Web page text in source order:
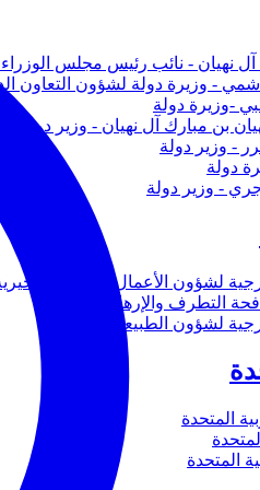
نهيان - نائب رئيس مجلس الوزراء
- وزيرة دولة لشؤون التعاون
-وزيرة دولة
بن مبارك آل نهيان - وزير دولة
- وزير دولة
دولة
- وزير دولة
لشؤون الأعمال والأعمال
التطرف والإرهاب
لشؤون الطبيعة
المتحدة
المتحدة